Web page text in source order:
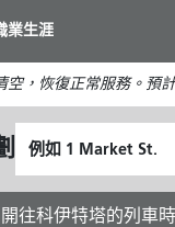
業生涯
，恢復正常服務。預
起
始
位
置
往科伊特塔的列車